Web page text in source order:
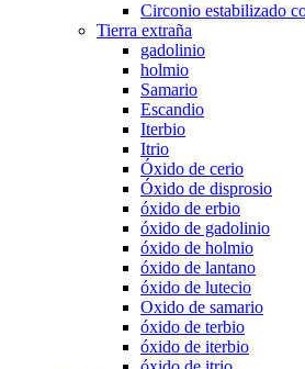
Circonio estabilizado
Tierra extraña
gadolinio
holmio
Samario
Escandio
Iterbio
Itrio
Óxido de cerio
Óxido de disprosio
óxido de erbio
óxido de gadolinio
óxido de holmio
óxido de lantano
óxido de lutecio
Oxido de samario
óxido de terbio
óxido de iterbio